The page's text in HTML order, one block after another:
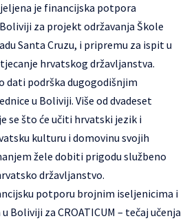
je financijska potpora
za projekt održavanja Škole
Santa Cruzu, i pripremu za ispit u
hrvatskog državljanstva.
dati podrška dugogodišnjim
u Boliviji. Više od dvadeset
se što će učiti hrvatski jezik i
kulturu i domovinu svojih
žele dobiti prigodu službeno
državljanstvo.
potporu brojnim iseljenicima i
Boliviji za CROATICUM – tečaj učenja